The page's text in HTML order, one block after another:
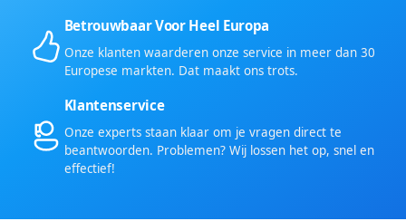
Betrouwbaar Voor Heel Europa
Onze klanten waarderen onze service in meer dan 30
Europese markten. Dat maakt ons trots.
Klantenservice
Onze experts staan klaar om je vragen direct te
beantwoorden. Problemen? Wij lossen het op, snel en
effectief!